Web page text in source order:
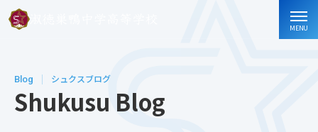
MENU
Blog シュクスブログ
Shukusu Blog